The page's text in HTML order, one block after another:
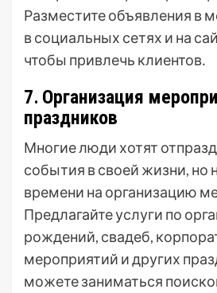
Разместите объявления в
в социальных сетях и на
чтобы привлечь клиентов․
7․ Организация
праздников
Многие люди хотят
события в своей жизни, но
времени на организацию
Предлагайте услуги по
рождений, свадеб,
мероприятий и других
можете заниматься